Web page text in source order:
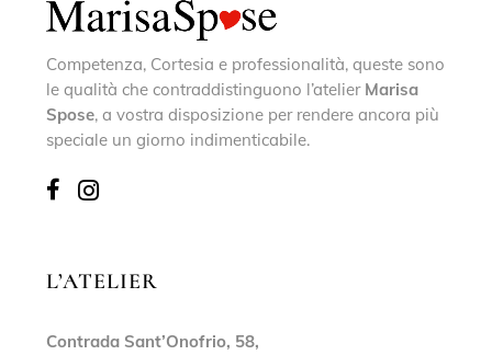
Competenza, Cortesia e professionalità, queste sono
le qualità che contraddistinguono l’atelier Marisa
Spose, a vostra disposizione per rendere ancora più
speciale un giorno indimenticabile.
L’ATELIER
Contrada Sant’Onofrio, 58,